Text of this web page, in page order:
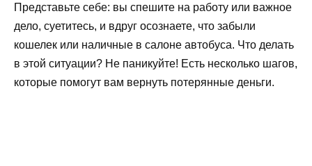
Представьте себе: вы спешите на работу или важное
дело, суетитесь, и вдруг осознаете, что забыли
кошелек или наличные в салоне автобуса. Что делать
в этой ситуации? Не паникуйте! Есть несколько шагов,
которые помогут вам вернуть потерянные деньги.